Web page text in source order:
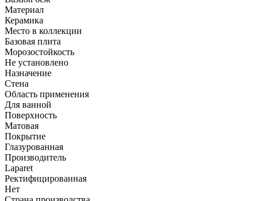
Материал
Керамика
Место в коллекции
Базовая плита
Морозостойкость
Не установлено
Назначение
Стена
Область применения
Для ванной
Поверхность
Матовая
Покрытие
Глазурованная
Производитель
Laparet
Ректифицированная
Нет